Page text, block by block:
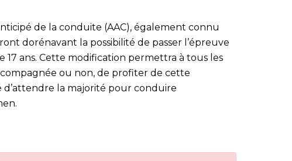
de la conduite (AAC), également connu
dorénavant la possibilité de passer l’épreuve
17 ans. Cette modification permettra à tous les
ou non, de profiter de cette
d’attendre la majorité pour conduire